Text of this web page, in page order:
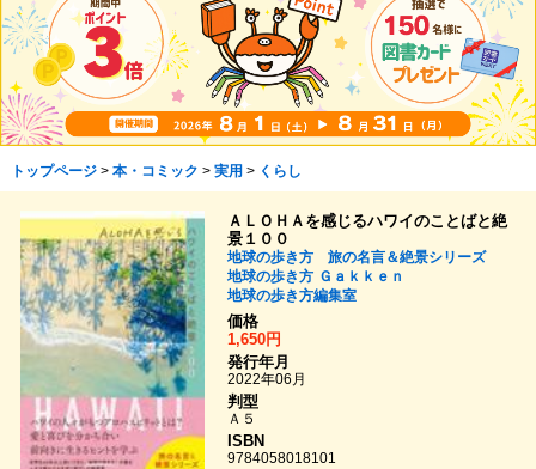
トップページ> 本・コミック > 実用 > くらし
ＡＬＯＨＡを感じるハワイのことばと絶
景１００
地球の歩き方 旅の名言＆絶景シリーズ
地球の歩き方 Ｇａｋｋｅｎ
地球の歩き方編集室
価格
1,650円
発行年月
2022年06月
判型
Ａ５
ISBN
9784058018101